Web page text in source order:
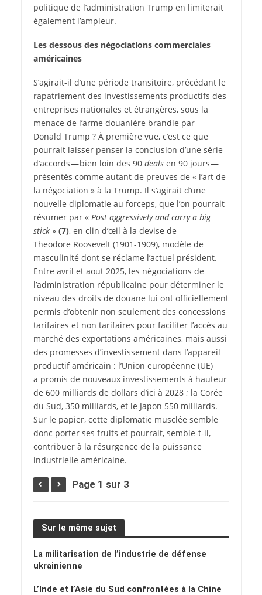
politique de l’administration Trump en limiterait
également l’ampleur.
Les dessous des négociations commerciales
américaines
S’agirait-il d’une période transitoire, précédant le
rapatriement des investissements productifs des
entreprises nationales et étrangères, sous la
menace de l’arme douanière brandie par
Donald Trump ? À première vue, c’est ce que
pourrait laisser penser la conclusion d’une série
d’accords — bien loin des 90 dealsen 90 jours —
présentés comme autant de preuves de « l’art de
la négociation » à la Trump. Il s’agirait d’une
nouvelle diplomatie au forceps, que l’on pourrait
résumer par « Post aggressively and carry a big
stick» (7), en clin d’œil à la devise de
Theodore Roosevelt (1901-1909), modèle de
masculinité dont se réclame l’actuel président.
Entre avril et aout 2025, les négociations de
l’administration républicaine pour déterminer le
niveau des droits de douane lui ont officiellement
permis d’obtenir non seulement des concessions
tarifaires et non tarifaires pour faciliter l’accès au
marché des exportations américaines, mais aussi
des promesses d’investissement dans l’appareil
productif américain : l’Union européenne (UE)
a promis de nouveaux investissements à hauteur
de 600 milliards de dollars d’ici à 2028 ; la Corée
du Sud, 350 milliards, et le Japon 550 milliards.
Sur le papier, cette diplomatie musclée semble
donc porter ses fruits et pourrait, semble-t-il,
contribuer à la résurgence de la puissance
industrielle américaine.
Page 1 sur 3
Sur le même sujet
La militarisation de l’industrie de défense
ukrainienne
L’Inde et l’Asie du Sud confrontées à la Chine